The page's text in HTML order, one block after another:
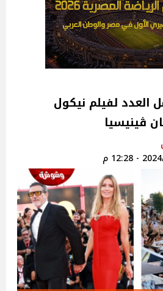
العدد لفيلم نيكول
ڤينيسيا